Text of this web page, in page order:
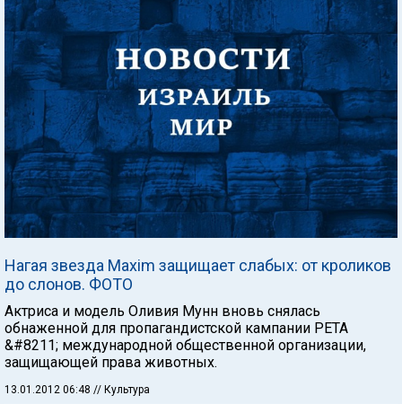
Нагая звезда Maxim защищает слабых: от кроликов
до слонов. ФОТО
Актриса и модель Оливия Мунн вновь снялась
обнаженной для пропагандистской кампании PETA
&#8211; международной общественной организации,
защищающей права животных.
13.01.2012 06:48 // Культура